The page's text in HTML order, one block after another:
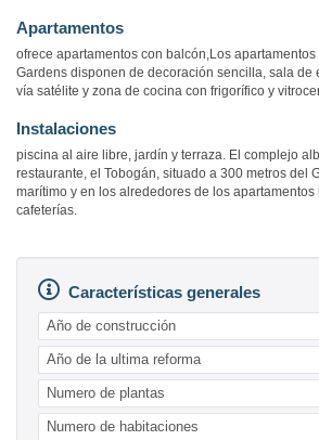
Apartamentos
ofrece apartamentos con balcón,Los
Gardens disponen de decoración sencilla, sala de
vía satélite y zona de cocina con frigorífico y
Instalaciones
piscina al aire libre, jardín y terraza. El complejo
restaurante, el Tobogán, situado a 300 metros del
marítimo y en los alrededores de los apartamentos
cafeterías.
Características generales
Año de construcción
Año de la ultima reforma
Numero de plantas
Numero de habitaciones